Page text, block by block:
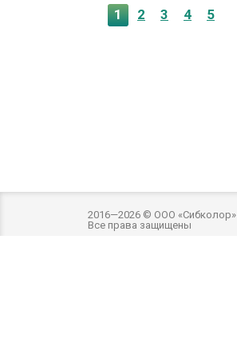
1 2 3 4 5
2016—2026 © ООО «Сибколор»
Все права защищены